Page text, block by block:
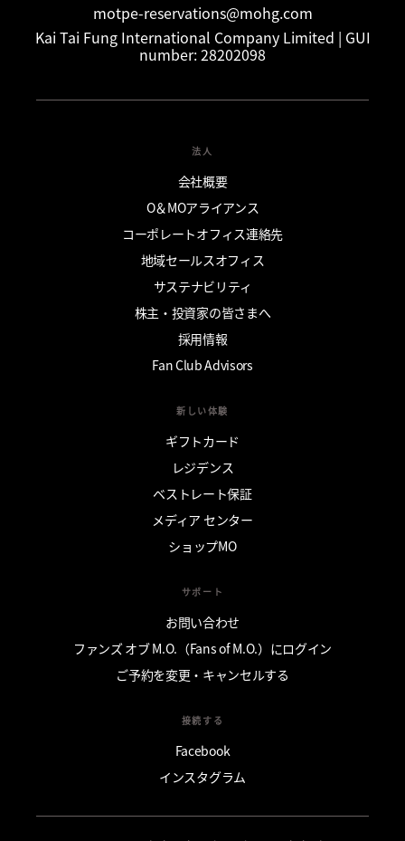
motpe-reservations@mohg.com
Kai Tai Fung International Company Limited | GUI
number: 28202098
法人
会社概要
O＆MOアライアンス
コーポレートオフィス連絡先
地域セールスオフィス
サステナビリティ
株主・投資家の皆さまへ
採用情報
Fan Club Advisors
新しい体験
ギフトカード
レジデンス
ベストレート保証
メディア センター
ショップMO
サポート
お問い合わせ
ファンズ オブ M.O.（Fans of M.O.）にログイン
ご予約を変更・キャンセルする
接続する
Facebook
インスタグラム